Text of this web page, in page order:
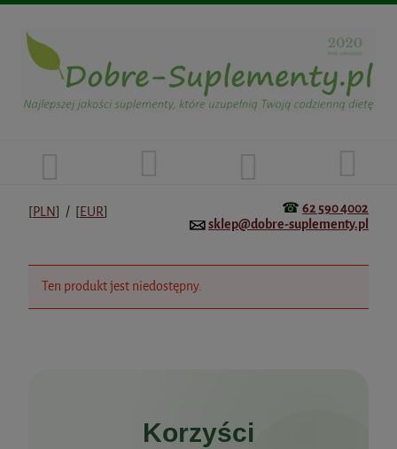
[PLN] / [EUR] ☎ 62 590 4002
sklep@dobre-suplementy.pl
Ten produkt jest niedostępny.
Korzyści